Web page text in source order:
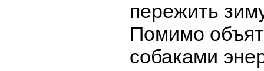
пережить
Помимо
собаками